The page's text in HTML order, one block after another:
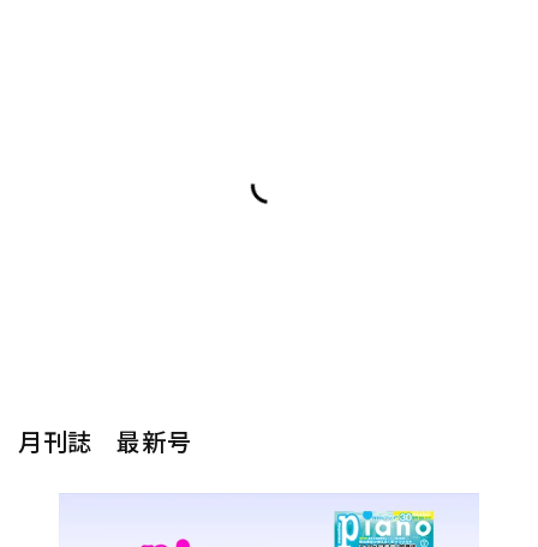
カテゴリ一覧